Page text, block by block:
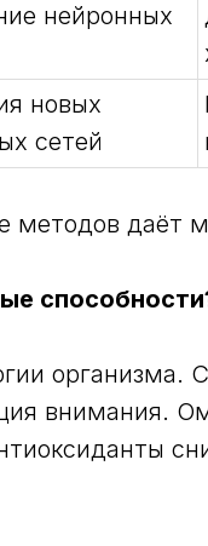
нейронных
новых
сетей
методов даёт
организма.
внимания.